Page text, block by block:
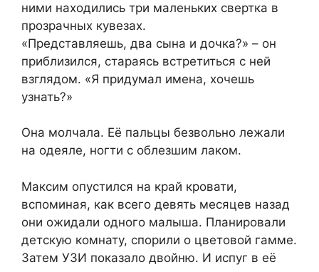
ними находились три маленьких свертка в
прозрачных кувезах.
«Представляешь, два сына и дочка?» – он
приблизился, стараясь встретиться с ней
взглядом. «Я придумал имена, хочешь
узнать?»
Она молчала. Её пальцы безвольно лежали
на одеяле, ногти с облезшим лаком.
Максим опустился на край кровати,
вспоминая, как всего девять месяцев назад
они ожидали одного малыша. Планировали
детскую комнату, спорили о цветовой гамме.
Затем УЗИ показало двойню. И испуг в её